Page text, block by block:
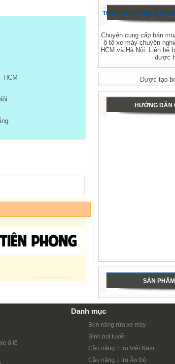
HCM
THIẾT BỊ RỬA XE Ô TÔ
Chuyên cung cấp bán
ô tô xe máy chuyên
HCM và Hà Nội. Liên hệ
được
Được tạo
HƯỚNG DẪN
SẢN
ô tô
Danh mục
Ben nâng rửa xe máy
Bình bọt tuyết
Cầu nâng 1 trụ Việt Nam
Cầu nâng 1 trụ Ấn Độ